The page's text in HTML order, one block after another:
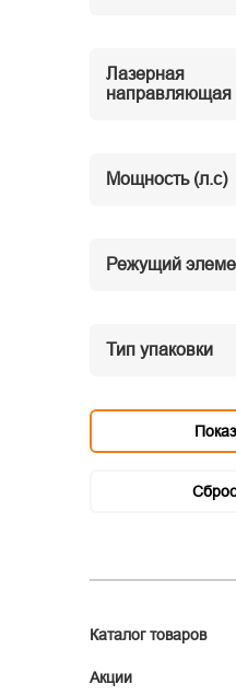
Лазерная
направляющая
Мощность (л.с)
Режущий
Тип упаковки
Каталог товаров
Акции